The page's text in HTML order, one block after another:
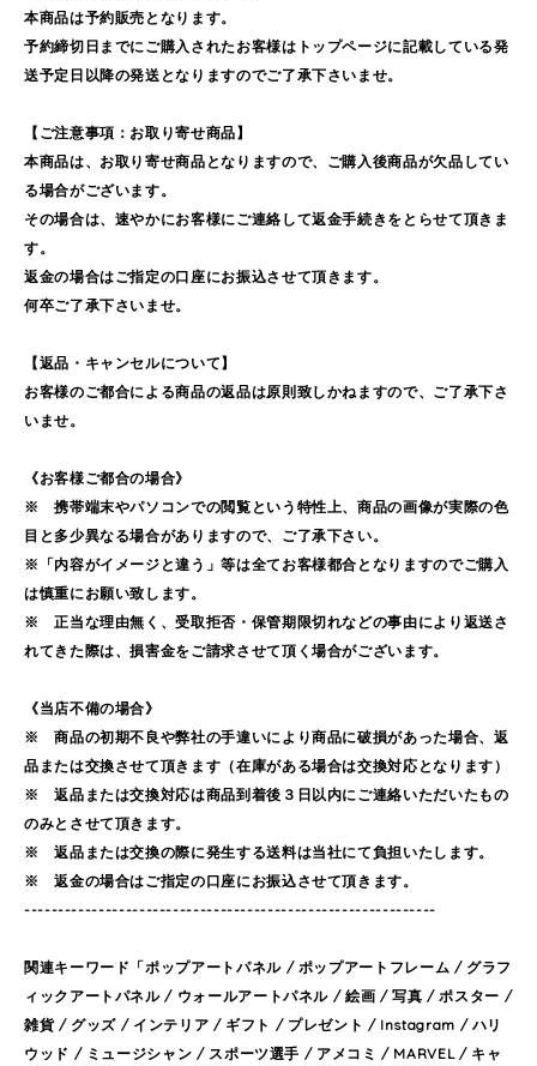
本商品は予約販売となります。
予約締切日までにご購入されたお客様はトップページに記載している発
送予定日以降の発送となりますのでご了承下さいませ。
【ご注意事項：お取り寄せ商品】
本商品は、お取り寄せ商品となりますので、ご購入後商品が欠品してい
る場合がございます。
その場合は、速やかにお客様にご連絡して返金手続きをとらせて頂きま
す。
返金の場合はご指定の口座にお振込させて頂きます。
何卒ご了承下さいませ。
【返品・キャンセルについて】
お客様のご都合による商品の返品は原則致しかねますので、ご了承下さ
いませ。
《お客様ご都合の場合》
※ 携帯端末やパソコンでの閲覧という特性上、商品の画像が実際の色
目と多少異なる場合がありますので、ご了承下さい。
※「内容がイメージと違う」等は全てお客様都合となりますのでご購入
は慎重にお願い致します。
※ 正当な理由無く、受取拒否・保管期限切れなどの事由により返送さ
れてきた際は、損害金をご請求させて頂く場合がございます。
《当店不備の場合》
※ 商品の初期不良や弊社の手違いにより商品に破損があった場合、返
品または交換させて頂きます（在庫がある場合は交換対応となります）
※ 返品または交換対応は商品到着後３日以内にご連絡いただいたもの
のみとさせて頂きます。
※ 返品または交換の際に発生する送料は当社にて負担いたします。
※ 返金の場合はご指定の口座にお振込させて頂きます。
-------------------------------------------------------------
関連キーワード「ポップアートパネル / ポップアートフレーム / グラフ
ィックアートパネル / ウォールアートパネル / 絵画 / 写真 / ポスター /
雑貨 / グッズ / インテリア / ギフト / プレゼント / Instagram / ハリ
ウッド / ミュージシャン / スポーツ選手 / アメコミ / MARVEL / キャ